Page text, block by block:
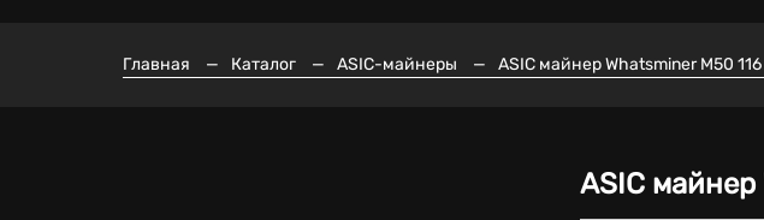
Главная — Каталог — ASIC-майнеры — ASIC майнер Whatsminer M50
ASIC майнер